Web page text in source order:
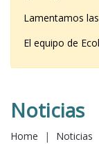
Lamentamos
El equipo de
Noticias
Home | Noticias